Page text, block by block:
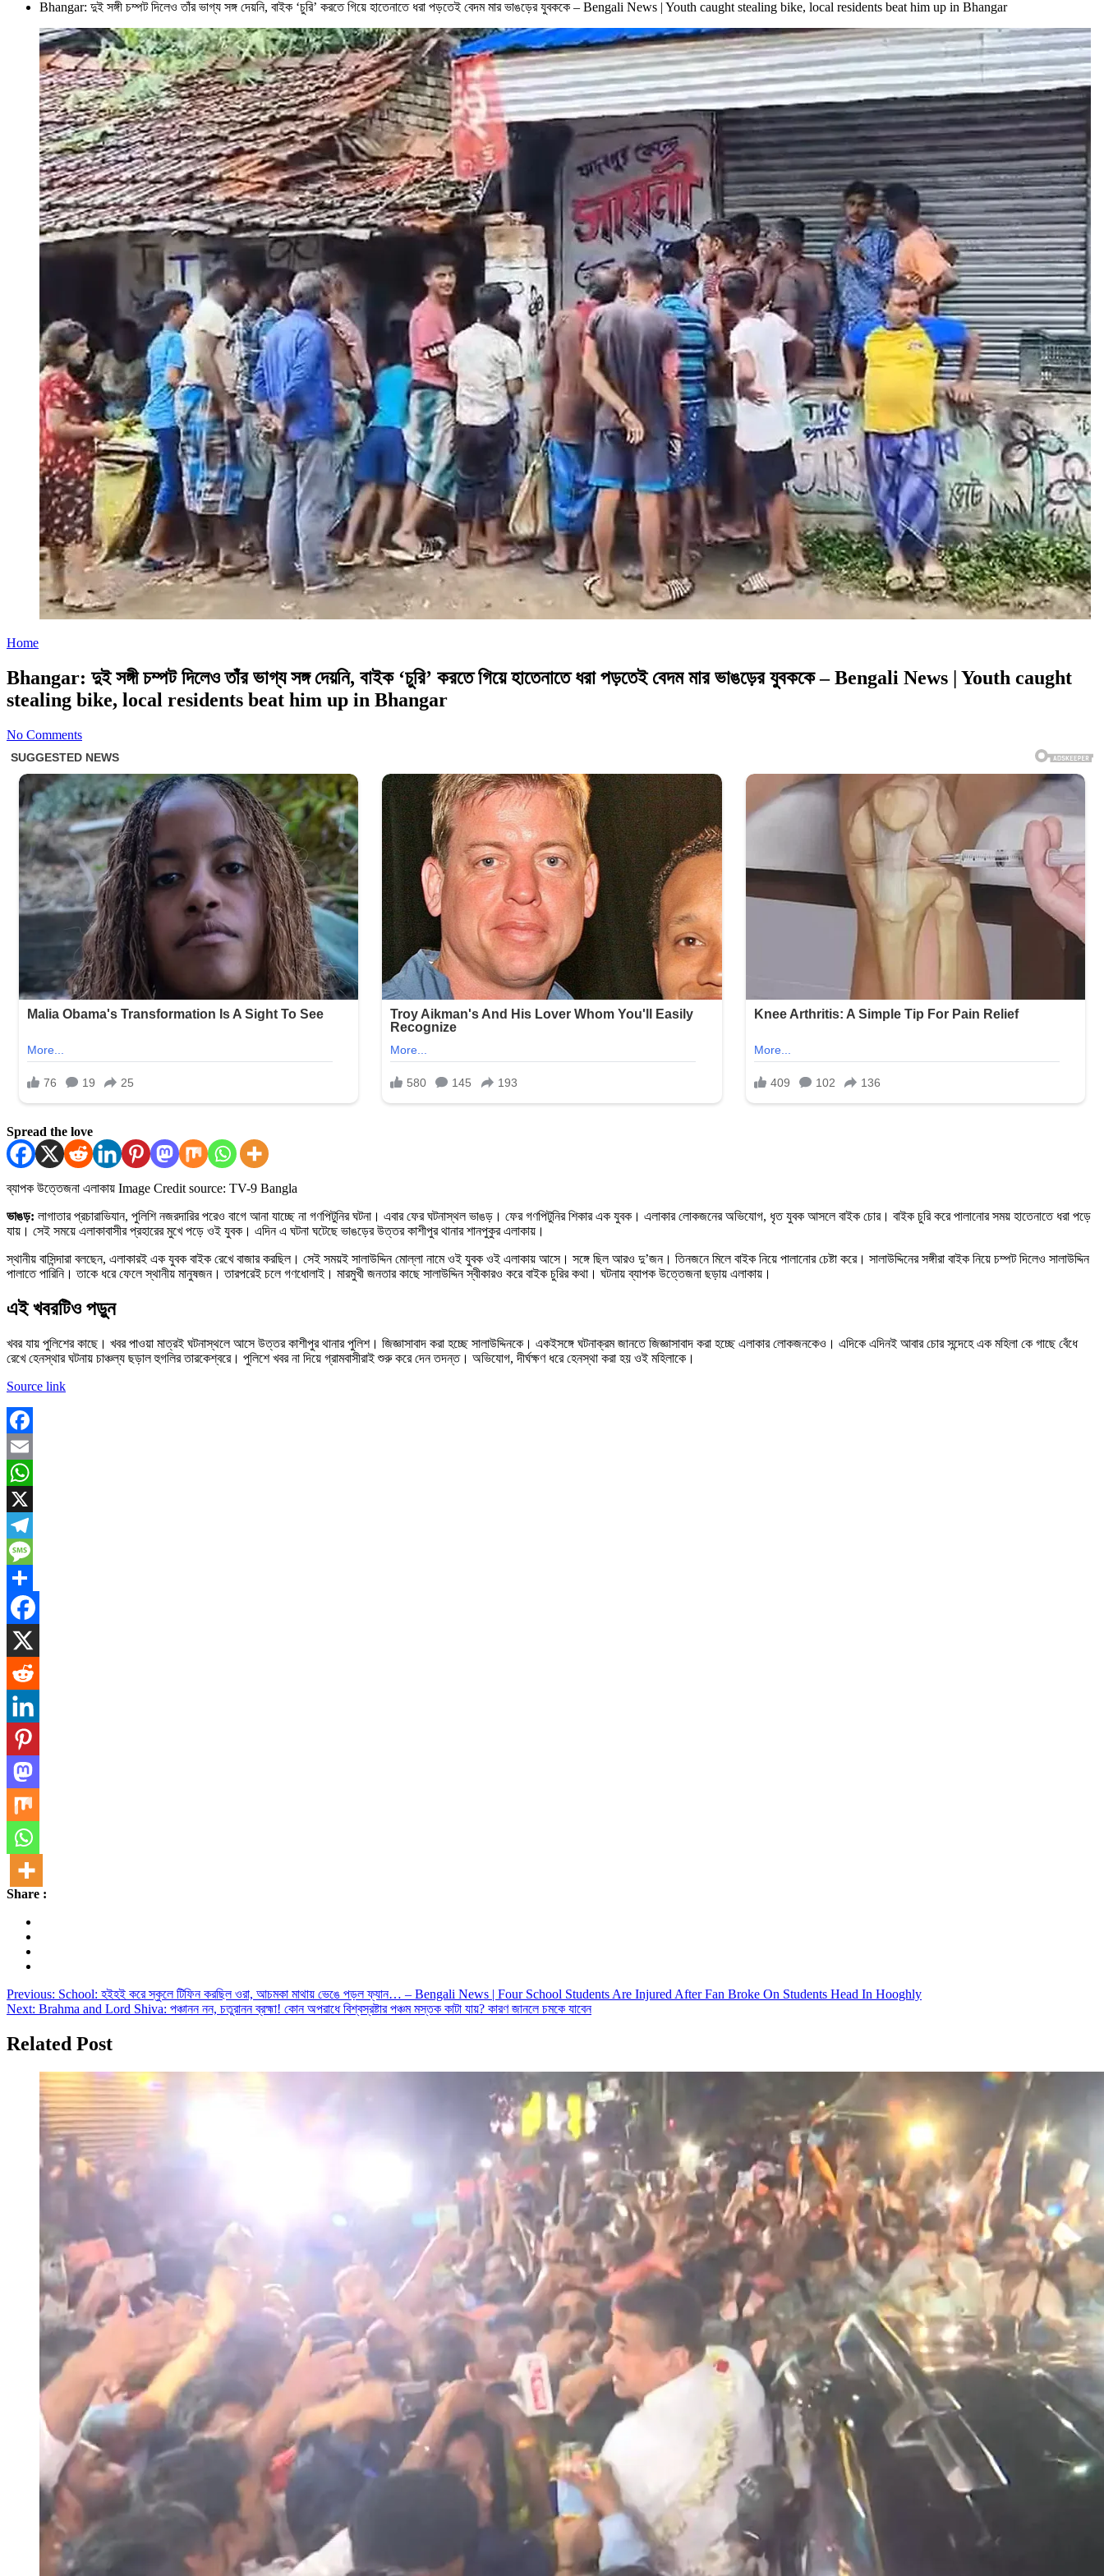
Bhangar: দুই সঙ্গী চম্পট দিলেও তাঁর ভাগ্য সঙ্গ দেয়নি, বাইক ‘চুরি’ করতে গিয়ে হাতেনাতে ধরা পড়তেই বেদম মার ভাঙড়ের যুবককে – Bengali News | Youth caught stealing bike, local residents beat him up in Bhangar
Home
Bhangar: দুই সঙ্গী চম্পট দিলেও তাঁর ভাগ্য সঙ্গ দেয়নি, বাইক ‘চুরি’ করতে গিয়ে হাতেনাতে ধরা পড়তেই বেদম মার ভাঙড়ের যুবককে – Bengali News | Youth caught
stealing bike, local residents beat him up in Bhangar
No Comments
Spread the love
ব্যাপক উত্তেজনা এলাকায় Image Credit source: TV-9 Bangla
ভাঙড়: লাগাতার প্রচারাভিযান, পুলিশি নজরদারির পরেও বাগে আনা যাচ্ছে না গণপিটুনির ঘটনা। এবার ফের ঘটনাস্থল ভাঙড়। ফের গণপিটুনির শিকার এক যুবক। এলাকার লোকজনের অভিযোগ, ধৃত যুবক আসলে বাইক চোর। বাইক চুরি করে পালানোর সময় হাতেনাতে ধরা পড়ে
যায়। সেই সময়ে এলাকাবাসীর প্রহারের মুখে পড়ে ওই যুবক। এদিন এ ঘটনা ঘটেছে ভাঙড়ের উত্তর কাশীপুর থানার শানপুকুর এলাকায়।
স্থানীয় বাসিন্দারা বলছেন, এলাকারই এক যুবক বাইক রেখে বাজার করছিল। সেই সময়ই সালাউদ্দিন মোল্লা নামে ওই যুবক ওই এলাকায় আসে। সঙ্গে ছিল আরও দু’জন। তিনজনে মিলে বাইক নিয়ে পালানোর চেষ্টা করে। সালাউদ্দিনের সঙ্গীরা বাইক নিয়ে চম্পট দিলেও সালাউদ্দিন
পালাতে পারিনি। তাকে ধরে ফেলে স্থানীয় মানুষজন। তারপরেই চলে গণধোলাই। মারমুখী জনতার কাছে সালাউদ্দিন স্বীকারও করে বাইক চুরির কথা। ঘটনায় ব্যাপক উত্তেজনা ছড়ায় এলাকায়।
এই খবরটিও পড়ুন
খবর যায় পুলিশের কাছে। খবর পাওয়া মাত্রই ঘটনাস্থলে আসে উত্তর কাশীপুর থানার পুলিশ। জিজ্ঞাসাবাদ করা হচ্ছে সালাউদ্দিনকে। একইসঙ্গে ঘটনাক্রম জানতে জিজ্ঞাসাবাদ করা হচ্ছে এলাকার লোকজনকেও। এদিকে এদিনই আবার চোর সন্দেহে এক মহিলা কে গাছে বেঁধে
রেখে হেনস্থার ঘটনায় চাঞ্চল্য ছড়াল হুগলির তারকেশ্বরে। পুলিশে খবর না দিয়ে গ্রামবাসীরাই শুরু করে দেন তদন্ত। অভিযোগ, দীর্ঘক্ষণ ধরে হেনস্থা করা হয় ওই মহিলাকে।
Source link
Facebook
Email
WhatsApp
X
Telegram
Message
Share
Share :
Post
navigation
Previous: School: হইহই করে স্কুলে টিফিন করছিল ওরা, আচমকা মাথায় ভেঙে পড়ল ফ্যান… – Bengali News | Four School Students Are Injured After Fan Broke On Students Head In Hooghly
Next: Brahma and Lord Shiva: পঞ্চানন নন, চতুরানন ব্রহ্মা! কোন অপরাধে বিশ্বস্রষ্টার পঞ্চম মস্তক কাটা যায়? কারণ জানলে চমকে যাবেন
Related Post